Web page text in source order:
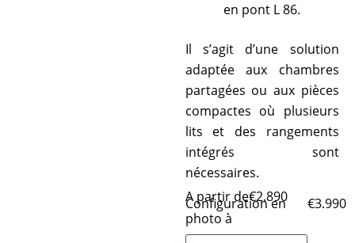
en pont L 86.
Il s’agit d’une solution
adaptée aux chambres
partagées ou aux pièces
compactes où plusieurs
lits et des rangements
intégrés sont
nécessaires.
A partir de€2.890
Configuration en
photo à
€3.990